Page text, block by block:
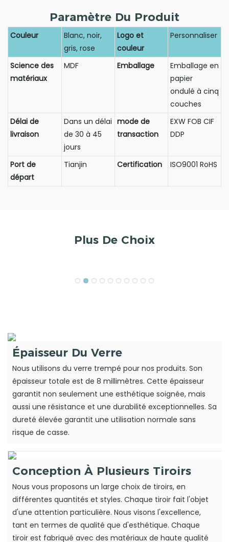
Paramètre Du Produit
Couleur
Blanc, noir,
gris, rose
Logo et
couleur
Personnaliser
Science des
matériaux
MDF Emballage
Emballage en
papier
ondulé à cinq
couches
Délai de
livraison
Dans un délai
de 30 à 45
jours
mode de
transaction
EXW FOB CIF
DDP
Port de
départ
Tianjin Certification ISO9001 RoHS
Plus De Choix
Épaisseur Du Verre
Nous utilisons du verre trempé pour nos produits. Son
épaisseur totale est de 8 millimètres. Cette épaisseur
garantit non seulement une esthétique soignée, mais
aussi une résistance et une durabilité exceptionnelles. Sa
dureté élevée garantit une utilisation normale sans
risque de casse.
Conception À Plusieurs Tiroirs
Nous vous proposons un large choix de tiroirs, en
différentes quantités et styles. Chaque tiroir fait l'objet
d'une attention particulière. Nous visons l'excellence,
tant en termes de qualité que d'esthétique. Chaque
tiroir est fabriqué avec des matériaux de haute qualité